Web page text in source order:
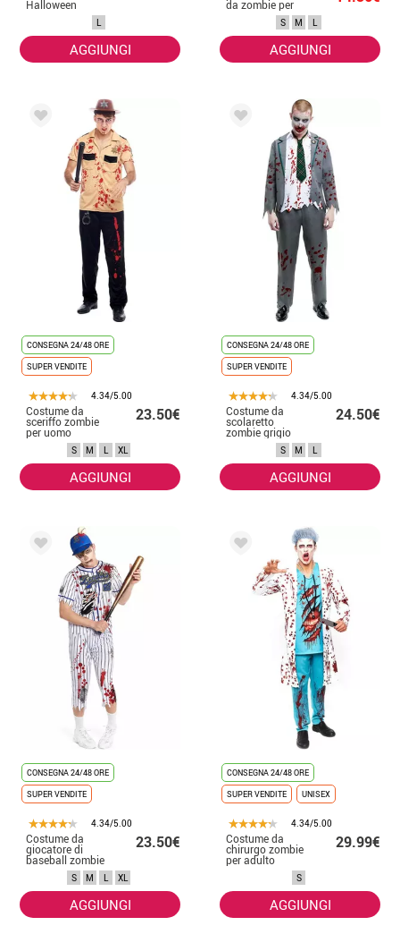
Halloween
bruciato per gliL
AGGIUNGI
da zombie per
S M L
AGGIUNGI
CONSEGNA 24/48 ORE
SUPER VENDITE
4.34/5.00
Costume da
sceriffo zombie
per uomo
23.50€
S M L XL
AGGIUNGI
CONSEGNA 24/48 ORE
SUPER VENDITE
4.34/5.00
Costume da
scolaretto
zombie grigio
con giacca per
24.50€
S M L
AGGIUNGI
CONSEGNA 24/48 ORE
SUPER VENDITE
4.34/5.00
Costume da
giocatore di
baseball zombie
per uomo
23.50€
S M L XL
AGGIUNGI
CONSEGNA 24/48 ORE
SUPER VENDITE
UNISEX
4.34/5.00
Costume da
chirurgo zombie
per adulto
29.99€
S
AGGIUNGI